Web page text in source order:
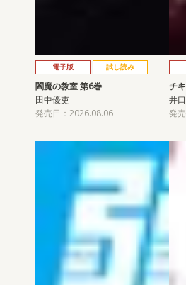
電子版 試し読み
閻魔の教室 第6巻
田中優吏
発売日：2026.08.06
チ
井
発